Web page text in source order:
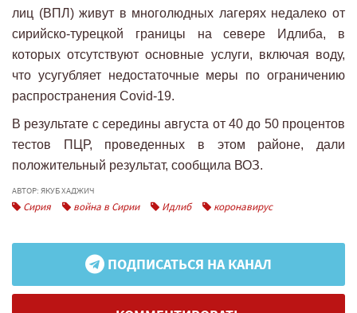
лиц (ВПЛ) живут в многолюдных лагерях недалеко от
сирийско-турецкой границы на севере Идлиба, в
которых отсутствуют основные услуги, включая воду,
что усугубляет недостаточные меры по ограничению
распространения Covid-19.
В результате с середины августа от 40 до 50 процентов
тестов ПЦР, проведенных в этом районе, дали
положительный результат, сообщила ВОЗ.
АВТОР: ЯКУБ ХАДЖИЧ
Сирия война в Сирии Идлиб коронавирус
ПОДПИСАТЬСЯ НА КАНАЛ